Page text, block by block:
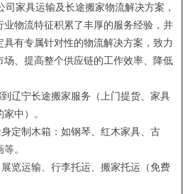
家具运输及长途搬家物流解决方案，
物流特征积累了丰厚的服务经验，并
有专属针对性的物流解决方案，致力
、提高整个供应链的工作效率、降低
辽宁长途搬家服务（上门提货、家具
中）。
定制木箱：如钢琴、红木家具、古
。
览运输、行李托运、搬家托运（免费